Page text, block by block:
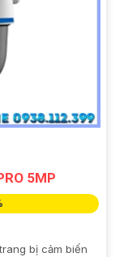
5MP
bị cảm biến